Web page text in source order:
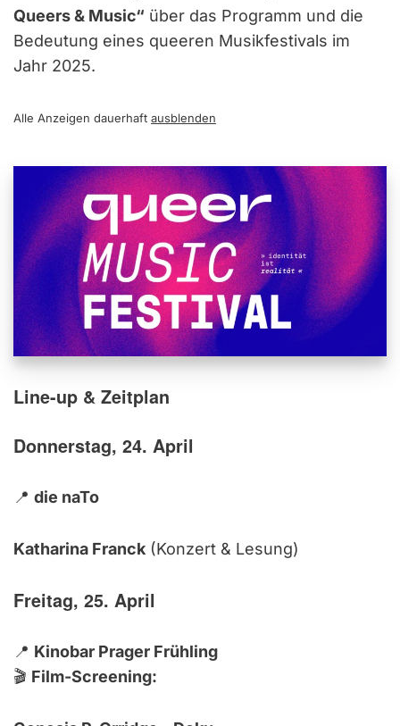
Queers & Music“ über das Programm und die
Bedeutung eines queeren Musikfestivals im
Jahr 2025.
Alle Anzeigen dauerhaft ausblenden
Line-up & Zeitplan
Donnerstag, 24. April
📍 die naTo
Katharina Franck (Konzert & Lesung)
Freitag, 25. April
📍 Kinobar Prager Frühling
🎬 Film-Screening: